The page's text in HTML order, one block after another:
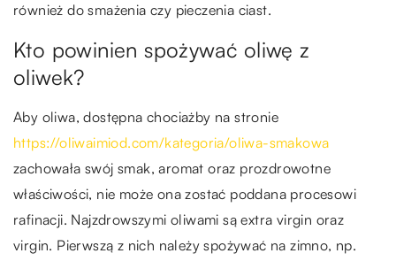
również do smażenia czy pieczenia ciast.
Kto powinien spożywać oliwę z
oliwek?
Aby oliwa, dostępna chociażby na stronie
https://oliwaimiod.com/kategoria/oliwa-smakowa
zachowała swój smak, aromat oraz prozdrowotne
właściwości, nie może ona zostać poddana procesowi
rafinacji. Najzdrowszymi oliwami są extra virgin oraz
virgin. Pierwszą z nich należy spożywać na zimno, np.